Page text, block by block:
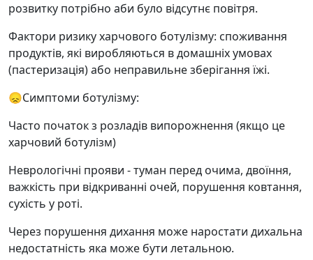
розвитку потрібно аби було відсутнє повітря.
Фактори ризику харчового ботулізму: споживання
продуктів, які виробляються в домашніх умовах
(пастеризація) або неправильне зберігання їжі.
😞Симптоми ботулізму:
Часто початок з розладів випорожнення (якщо це
харчовий ботулізм)
Неврологічні прояви - туман перед очима, двоїння,
важкість при відкриванні очей, порушення ковтання,
сухість у роті.
Через порушення дихання може наростати дихальна
недостатність яка може бути летальною.